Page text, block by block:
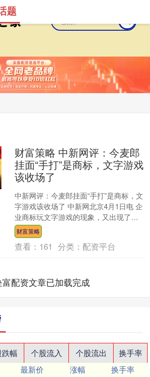
题
财富策略 中新网评：今麦郎
挂面“手打”是商标，文字游戏
该收场了
中新网评：今麦郎挂面“手打”是商标，文
字游戏该收场了 中新网北京4月1日电 企
业商标玩文字游戏的现象，又出现了！
近日，据南京零距离报道，南京消费者
陈先生近日购买....
财富策略
查看： 161 分类： 配资平台
富配资文章已加载完成
幅 个股流入 个股流出
换手率
最新价 涨幅
换手率